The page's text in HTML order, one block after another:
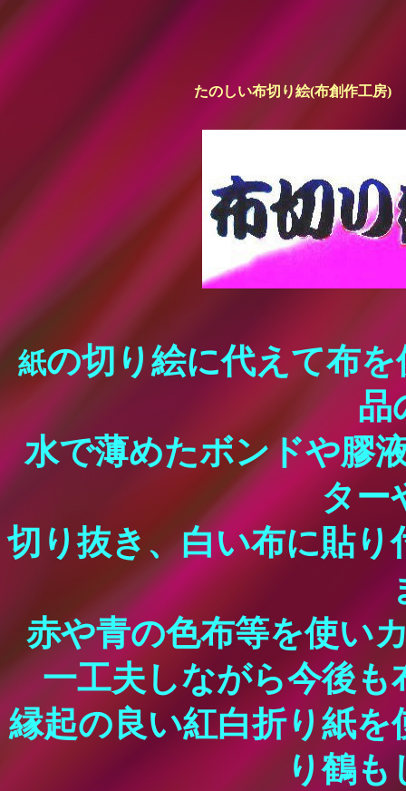
たのしい布切り絵(布創作工房)
紙の切り絵に代えて布
品
水で薄めたボンドや膠
ター
切り抜き、白い布に貼
赤や青の色布等を使い
一工夫しながら今後
縁起の良い紅白折り紙
り鶴も